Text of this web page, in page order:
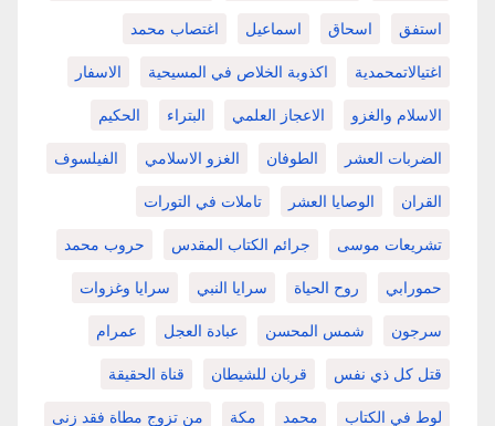
استفق اسحاق اسماعيل اغتصاب محمد
اغتيالاتمحمدية اكذوبة الخلاص في المسيحية الاسفار
الاسلام والغزو الاعجاز العلمي البتراء الحكيم
الضربات العشر الطوفان الغزو الاسلامي الفيلسوف
القران الوصايا العشر تاملات في التورات
تشريعات موسى جرائم الكتاب المقدس حروب محمد
حمورابي روح الحياة سرايا النبي سرايا وغزوات
سرجون شمس المحسن عبادة العجل عمرام
قتل كل ذي نفس قربان للشيطان قناة الحقيقة
لوط في الكتاب محمد مكة من تزوج مطاة فقد زنى